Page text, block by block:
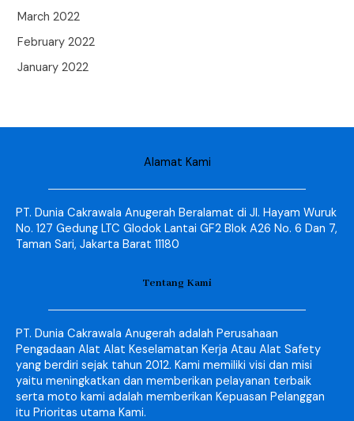
March 2022
February 2022
January 2022
Alamat Kami
PT. Dunia Cakrawala Anugerah Beralamat di Jl. Hayam Wuruk
No. 127 Gedung LTC Glodok Lantai GF2 Blok A26 No. 6 Dan 7,
Taman Sari, Jakarta Barat 11180
Tentang Kami
PT. Dunia Cakrawala Anugerah adalah Perusahaan
Pengadaan Alat Alat Keselamatan Kerja Atau Alat Safety
yang berdiri sejak tahun 2012. Kami memiliki visi dan misi
yaitu meningkatkan dan memberikan pelayanan terbaik
serta moto kami adalah memberikan Kepuasan Pelanggan
itu Prioritas utama Kami.